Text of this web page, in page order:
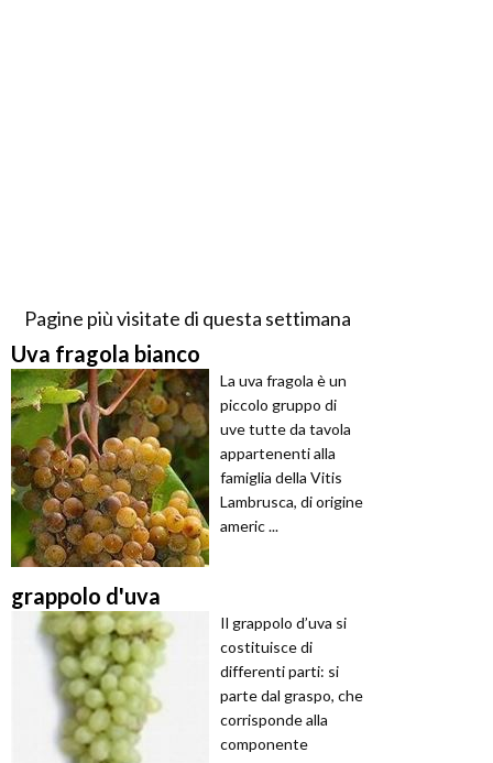
Pagine più visitate di questa settimana
Uva fragola bianco
La uva fragola è un
piccolo gruppo di
uve tutte da tavola
appartenenti alla
famiglia della Vitis
Lambrusca, di origine
americ ...
grappolo d'uva
Il grappolo d’uva si
costituisce di
differenti parti: si
parte dal graspo, che
corrisponde alla
componente